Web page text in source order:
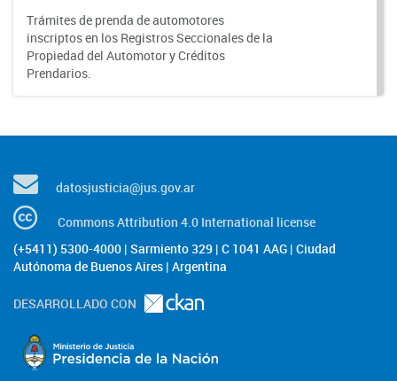
Trámites de prenda de automotores
inscriptos en los Registros Seccionales de la
Propiedad del Automotor y Créditos
Prendarios.
datosjusticia@jus.gov.ar
Commons Attribution 4.0 International license
(+5411) 5300-4000 | Sarmiento 329 | C 1041 AAG | Ciudad
Autónoma de Buenos Aires | Argentina
DESARROLLADO CON